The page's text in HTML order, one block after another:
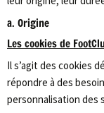
a. Origine
Les cookies de
Il s’agit des cookies
répondre à des
personnalisation des